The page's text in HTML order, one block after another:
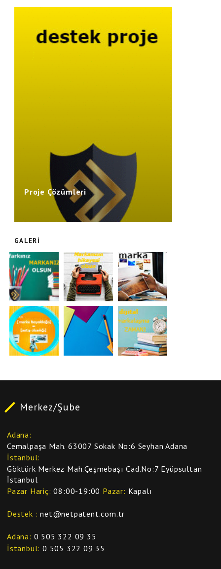
Proje Çözümleri
GALERI
Merkez/Şube
Adana
Cemalpaşa Mah. 63007 Sokak No:6 Seyhan Adana
İstanbul
Göktürk Merkez Mah.Çeşmebaşı Cad.No:7 Eyüpsultan
İstanbul
Pazar Hariç 08:00-19:00 Pazar Kapalı
Destek net@netpatent.com.tr
Adana 0 505 322 09 35
İstanbul 0 505 322 09 35